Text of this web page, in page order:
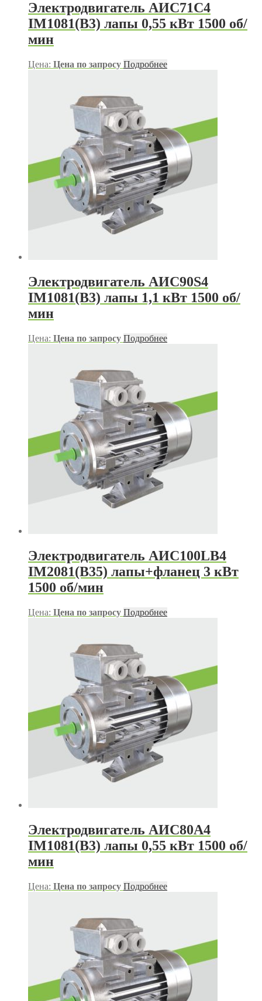
Электродвигатель АИС71С4
IM1081(B3) лапы 0,55 кВт 1500 об/
мин
Цена: Цена по запросу Подробнее
Электродвигатель АИС90S4
IM1081(B3) лапы 1,1 кВт 1500 об/
мин
Цена: Цена по запросу Подробнее
Электродвигатель АИС100LB4
IM2081(B35) лапы+фланец 3 кВт
1500 об/мин
Цена: Цена по запросу Подробнее
Электродвигатель АИС80А4
IM1081(B3) лапы 0,55 кВт 1500 об/
мин
Цена: Цена по запросу Подробнее